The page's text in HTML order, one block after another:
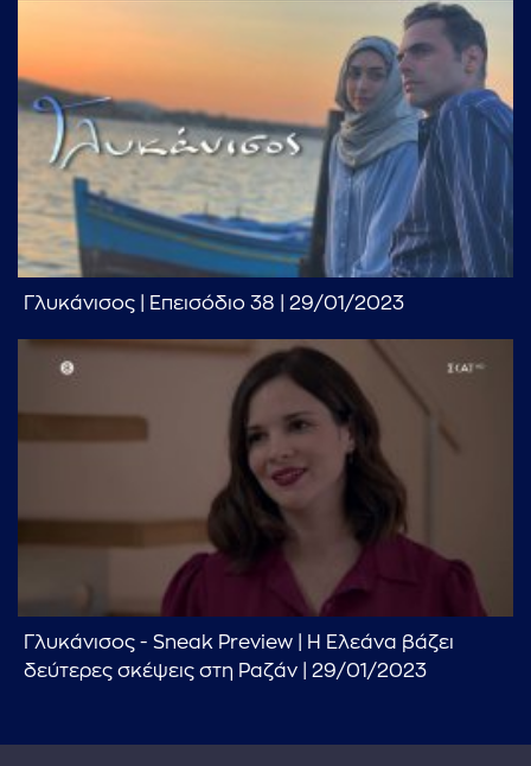
Γλυκάνισος | Επεισόδιο 38 | 29/01/2023
Γλυκάνισος - Sneak Preview | Η Ελεάνα βάζει
δεύτερες σκέψεις στη Ραζάν | 29/01/2023